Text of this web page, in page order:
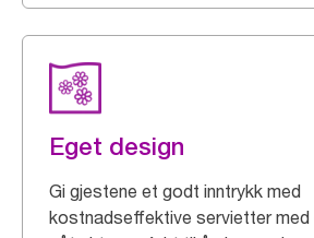
Eget design
Gi gjestene et godt inntrykk med
kostnadseffektive servietter